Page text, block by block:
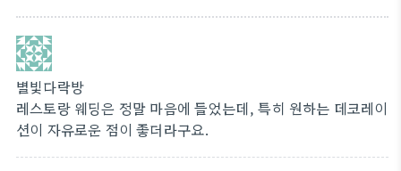
별빛다락방
레스토랑 웨딩은 정말 마음에 들었는데, 특히 원하는 데코레이
션이 자유로운 점이 좋더라구요.